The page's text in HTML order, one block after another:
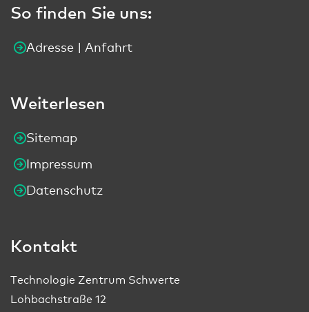
So finden Sie uns:
Adresse | Anfahrt
Weiterlesen
Sitemap
Impressum
Datenschutz
Kontakt
Technologie Zentrum Schwerte
Lohbachstraße 12